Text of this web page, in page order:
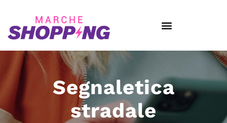
Segnaletica
stradale